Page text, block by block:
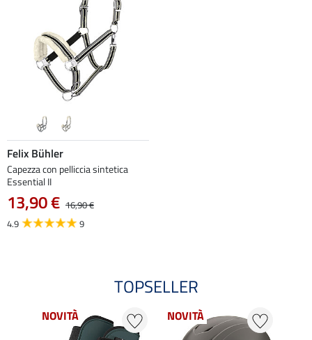
Felix Bühler
Capezza con pelliccia sintetica
Essential II
13,90 € 16,90 €
4.9
9
TOPSELLER
NOVITÀ NOVITÀ